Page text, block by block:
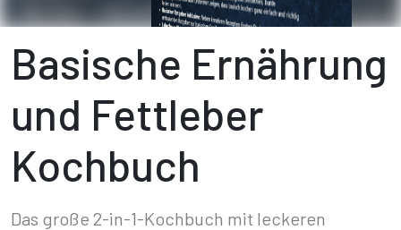
Basische Ernährung
und Fettleber
Kochbuch
Das große 2-in-1-Kochbuch mit leckeren